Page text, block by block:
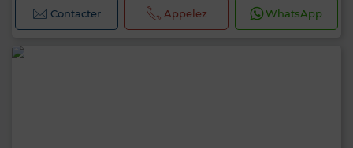
Contacter Appelez WhatsApp